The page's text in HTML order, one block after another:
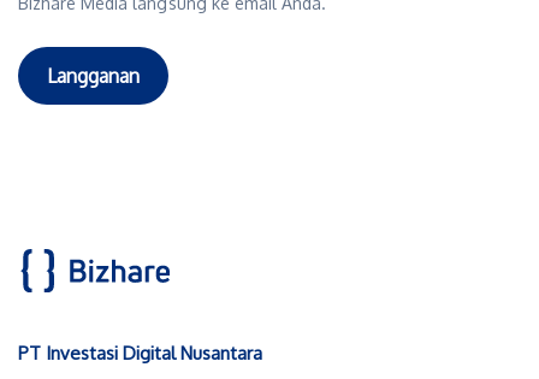
Langganan
PT Investasi Digital Nusantara